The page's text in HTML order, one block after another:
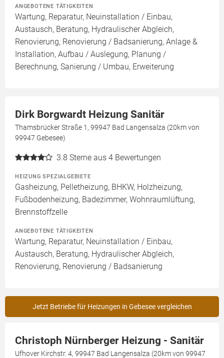
ANGEBOTENE TÄTIGKEITEN
Wartung, Reparatur, Neuinstallation / Einbau,
Austausch, Beratung, Hydraulischer Abgleich,
Renovierung, Renovierung / Badsanierung, Anlage &
Installation, Aufbau / Auslegung, Planung /
Berechnung, Sanierung / Umbau, Erweiterung
Dirk Borgwardt Heizung Sanitär
Thamsbrücker Straße 1, 99947 Bad Langensalza (20km von
99947 Gebesee)
3.8 Sterne aus 4 Bewertungen
HEIZUNG SPEZIALGEBIETE
Gasheizung, Pelletheizung, BHKW, Holzheizung,
Fußbodenheizung, Badezimmer, Wohnraumlüftung,
Brennstoffzelle
ANGEBOTENE TÄTIGKEITEN
Wartung, Reparatur, Neuinstallation / Einbau,
Austausch, Beratung, Hydraulischer Abgleich,
Renovierung, Renovierung / Badsanierung
Jetzt Betriebe für Heizungen in Gebesee vergleichen
Christoph Nürnberger Heizung - Sanitär
Ufhover Kirchstr. 4, 99947 Bad Langensalza (20km von 99947